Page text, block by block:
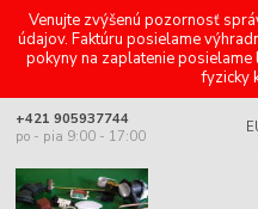
Venujte zvýšenú pozornosť
údajov. Faktúru posielame
pokyny na zaplatenie
fyzicky
+421 905937744
po - pia 9:00 - 17:00